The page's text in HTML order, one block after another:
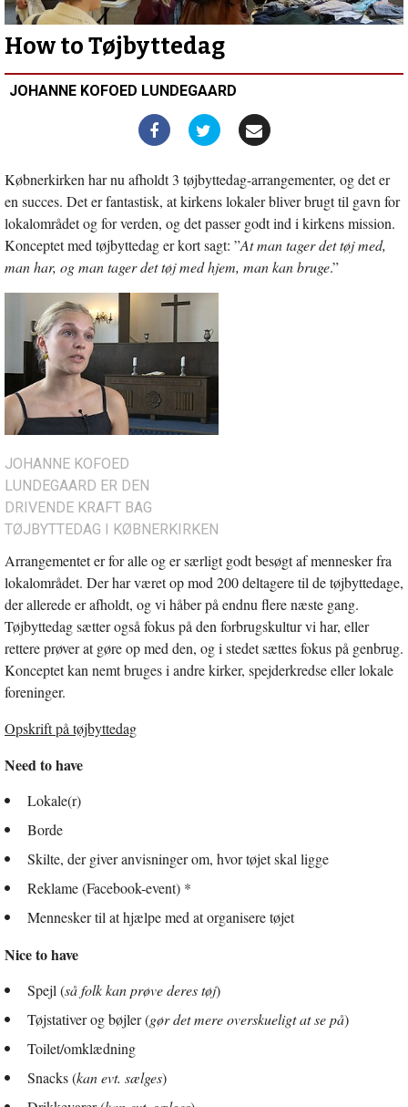
teologi
–
til
præst
eller
How to Tøjbyttedag
JOHANNE KOFOED LUNDEGAARD
Købnerkirken har nu afholdt 3 tøjbyttedag-arrangementer, og det er
en succes. Det er fantastisk, at kirkens lokaler bliver brugt til gavn for
lokalområdet og for verden, og det passer godt ind i kirkens mission.
Konceptet med tøjbyttedag er kort sagt: ”At man tager det tøj med,
man har, og man tager det tøj med hjem, man kan bruge.”
JOHANNE KOFOED
LUNDEGAARD ER DEN
DRIVENDE KRAFT BAG
TØJBYTTEDAG I KØBNERKIRKEN
Arrangementet er for alle og er særligt godt besøgt af mennesker fra
lokalområdet. Der har været op mod 200 deltagere til de tøjbyttedage,
der allerede er afholdt, og vi håber på endnu flere næste gang.
Tøjbyttedag sætter også fokus på den forbrugskultur vi har, eller
rettere prøver at gøre op med den, og i stedet sættes fokus på genbrug.
Konceptet kan nemt bruges i andre kirker, spejderkredse eller lokale
foreninger.
Opskrift på tøjbyttedag
Need to have
Lokale(r)
Borde
Skilte, der giver anvisninger om, hvor tøjet skal ligge
Reklame (Facebook-event) *
Mennesker til at hjælpe med at organisere tøjet
Nice to have
Spejl (så folk kan prøve deres tøj)
Tøjstativer og bøjler (gør det mere overskueligt at se på)
Toilet/omklædning
Snacks (kan evt. sælges)